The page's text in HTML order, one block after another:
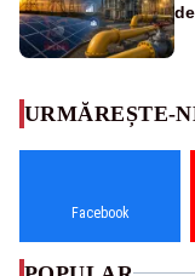
URMĂREȘTE-
Facebook